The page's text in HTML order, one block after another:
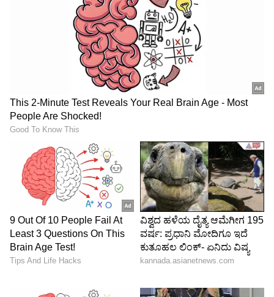
ಯೂಟ್ಯೂಬ್‌ನಲ್ಲಿ ಹಲವು ವಿಡಿಯೋಗಳು ಈ ಕುರಿತು ಸುದ್ದಿ
ನೀಡಲಾಗಿದೆ. 2027ರ ಅಕ್ಟೋಬರ್ ತಿಂಗಳಲ್ಲಿ ಏಕದಿನ
ವಿಶ್ವಕಪ್ ಟೂರ್ನಿ ನಡೆಯಲಿದೆ. ಇನ್ನೂ ಒಂದೂವರೆ ವರ್ಷ
ಸಮಯವಿದೆ. ಹೀಗಾಗಿ ರೋಹಿತ್ ಶರ್ಮಾ ಫಿಟ್ನೆಸ್, ಫಾರ್ಮ್
ಹಾಗೂ ವಯಸ್ಸಿನ ಕಾರಣ ಬಿಸಿಸಿಐ ಏಕದಿನ ವಿಶ್ವಕಪ್‌ಗೆ
ಪರಿಗಣಿಸುವುದಿಲ್ಲ ಎಂದು ಯೂಟ್ಯೂಬ್ ವಿಡಿಯೋಗಳಲ್ಲಿ
ಹೇಳಲಾಗಿದೆ.ಆದರೆ ಈ ಸುದ್ದಿ ಸುಳ್ಳು ಅನ್ನೋದು
ಖಚಿತವಾಗಿದೆ.
5
6